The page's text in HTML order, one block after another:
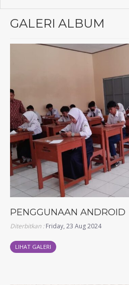
GALERI ALBUM
PENGGUNAAN ANDROID
Diterbitkan :Friday, 23 Aug 2024
LIHAT GALERI